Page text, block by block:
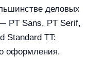
деловых
PT Sans, PT Serif,
Standard TT:
оформления.